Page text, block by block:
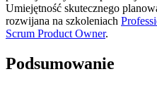
Umiejętność skutecznego
rozwijana na szkoleniach
Scrum Product Owner.
Podsumowanie